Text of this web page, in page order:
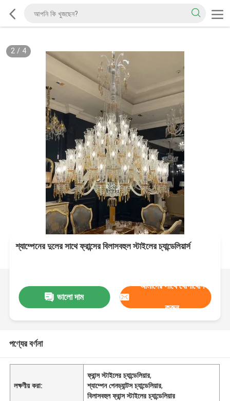
2/ 4
শ্যাম্পেনের দুলের সাথে ফ্রান্সের বিলাসবহুল স্টাইলের চ্যান্ডেলিয়ার্স
ভালো দাম
আমাদের সাথে যোগাযোগ
করুন
পণ্যের বর্ণনা
লক্ষণীয় করা:
ফ্রান্স স্টাইলের চ্যান্ডেলিয়ার,
শ্যাম্পেন পেনড্যান্টস চ্যান্ডেলিয়ার,
বিলাসবহুল ফ্রান্স স্টাইলের চ্যান্ডেলিয়ার